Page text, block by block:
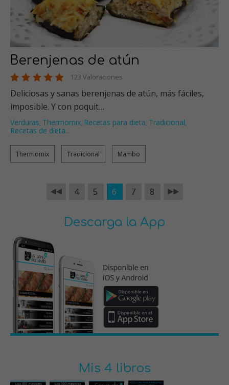
Berenjenas de atún
123 Valoraciones
Deliciosas y sanas berenjenas de atún, más fáciles,
imposible. Y con poquit…
Verduras, Thermomix, Recetas para dieta, Tradicional,
Recetas de dieta…
Thermomix Tradicional Mambo
4 5 6 7 8
Descarga la App
Mis 4 libros